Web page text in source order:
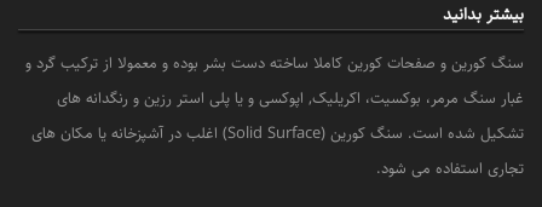
بیشتر بدانید
سنگ کورین و صفحات کورین کاملا ساخته دست بشر بوده و معمولا از ترکیب گرد و
غبار سنگ مرمر، بوکسیت، اکریلیک, اپوکسی و یا پلی استر رزین و رنگدانه های
تشکیل شده است. سنگ کورین (Solid Surface) اغلب در آشپزخانه یا مکان های
تجاری استفاده می شود.